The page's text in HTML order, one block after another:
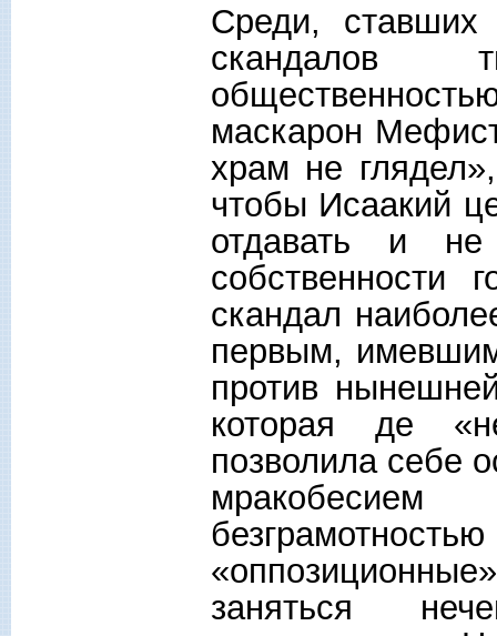
Среди,
скандалов
маскарон
храм не
чтобы Исаакий
отдавать и
собственности
скандал
первым,
против
которая де
позволила себе
заняться